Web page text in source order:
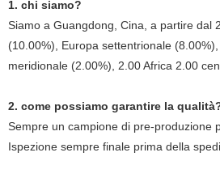
1. chi siamo?
Siamo a Guangdong, Cina, a partire dal
(10.00%), Europa settentrionale
meridionale (2.00%), 2.00 Africa 2.00
2. come possiamo garantire la
Sempre un campione di pre-produzione
Ispezione sempre finale prima della